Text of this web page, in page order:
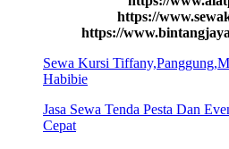
https://
https://
Sewa Kursi
Habibie
Jasa Sewa Tenda Pesta Dan
Cepat